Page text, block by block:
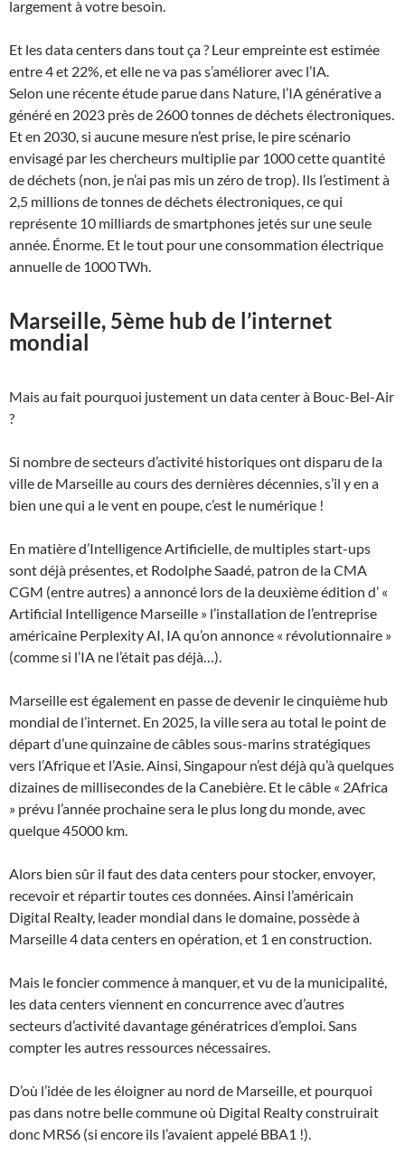
largement à votre besoin.
Et les data centers dans tout ça ? Leur empreinte est estimée
entre 4 et 22%, et elle ne va pas s’améliorer avec l’IA.
Selon une récente étude parue dans Nature, l’IA générative a
généré en 2023 près de 2600 tonnes de déchets électroniques.
Et en 2030, si aucune mesure n’est prise, le pire scénario
envisagé par les chercheurs multiplie par 1000 cette quantité
de déchets (non, je n’ai pas mis un zéro de trop). Ils l’estiment à
2,5 millions de tonnes de déchets électroniques, ce qui
représente 10 milliards de smartphones jetés sur une seule
année. Énorme. Et le tout pour une consommation électrique
annuelle de 1000 TWh.
Marseille, 5ème hub de l’internet
mondial
Mais au fait pourquoi justement un data center à Bouc-Bel-Air
?
Si nombre de secteurs d’activité historiques ont disparu de la
ville de Marseille au cours des dernières décennies, s’il y en a
bien une qui a le vent en poupe, c’est le numérique !
En matière d’Intelligence Artificielle, de multiples start-ups
sont déjà présentes, et Rodolphe Saadé, patron de la CMA
CGM (entre autres) a annoncé lors de la deuxième édition d’ «
Artificial Intelligence Marseille » l’installation de l’entreprise
américaine Perplexity AI, IA qu’on annonce « révolutionnaire »
(comme si l’IA ne l’était pas déjà…).
Marseille est également en passe de devenir le cinquième hub
mondial de l’internet. En 2025, la ville sera au total le point de
départ d’une quinzaine de câbles sous-marins stratégiques
vers l’Afrique et l’Asie. Ainsi, Singapour n’est déjà qu’à quelques
dizaines de millisecondes de la Canebière. Et le câble « 2Africa
» prévu l’année prochaine sera le plus long du monde, avec
quelque 45000 km.
Alors bien sûr il faut des data centers pour stocker, envoyer,
recevoir et répartir toutes ces données. Ainsi l’américain
Digital Realty, leader mondial dans le domaine, possède à
Marseille 4 data centers en opération, et 1 en construction.
Mais le foncier commence à manquer, et vu de la municipalité,
les data centers viennent en concurrence avec d’autres
secteurs d’activité davantage génératrices d’emploi. Sans
compter les autres ressources nécessaires.
D’où l’idée de les éloigner au nord de Marseille, et pourquoi
pas dans notre belle commune où Digital Realty construirait
donc MRS6 (si encore ils l’avaient appelé BBA1 !).